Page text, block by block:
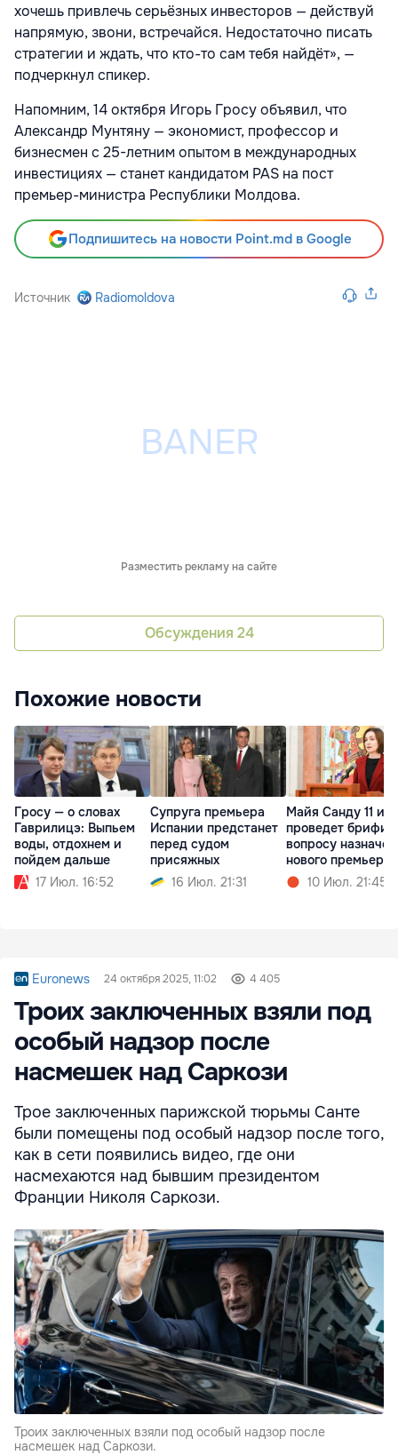
хочешь привлечь серьёзных инвесторов — действуй
напрямую, звони, встречайся. Недостаточно писать
стратегии и ждать, что кто-то сам тебя найдёт», —
подчеркнул спикер.
Напомним, 14 октября Игорь Гросу объявил, что
Александр Мунтяну — экономист, профессор и
бизнесмен с 25-летним опытом в международных
инвестициях — станет кандидатом PAS на пост
премьер-министра Республики Молдова.
Подпишитесь на новости Point.md в Google
Источник Radiomoldova
Разместить рекламу на сайте
Обсуждения 24
Похожие новости
Гросу — о словах
Гаврилицэ: Выпьем
воды, отдохнем и
пойдем дальше
17 Июл. 16:52
Супруга премьера
Испании предстанет
перед судом
присяжных
16 Июл. 21:31
Майя Санду 11
проведет
вопросу
нового премьера
10 Июл. 21:45
Euronews 24 октября 2025, 11:02 4 405
Троих заключенных взяли под
особый надзор после
насмешек над Саркози
Трое заключенных парижской тюрьмы Санте
были помещены под особый надзор после того,
как в сети появились видео, где они
насмехаются над бывшим президентом
Франции Николя Саркози.
Троих заключенных взяли под особый надзор после
насмешек над Саркози.